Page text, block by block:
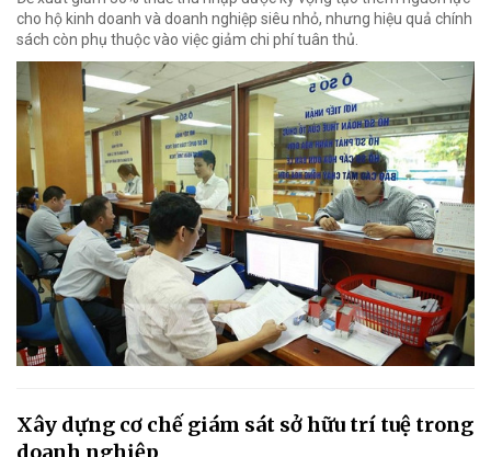
cho hộ kinh doanh và doanh nghiệp siêu nhỏ, nhưng hiệu quả chính
sách còn phụ thuộc vào việc giảm chi phí tuân thủ.
Xây dựng cơ chế giám sát sở hữu trí tuệ trong